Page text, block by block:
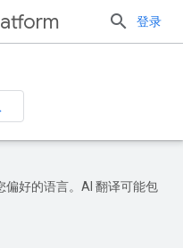
登录
偏好的语言。AI 翻译可能包